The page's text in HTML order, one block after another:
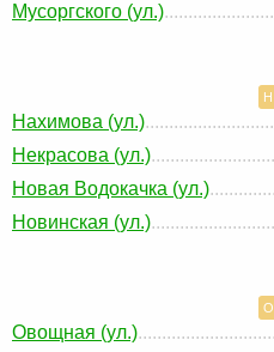
Мусоргского (ул.)
Н
Нахимова (ул.)
Некрасова (ул.)
Новая Водокачка (ул.)
Новинская (ул.)
О
Овощная (ул.)